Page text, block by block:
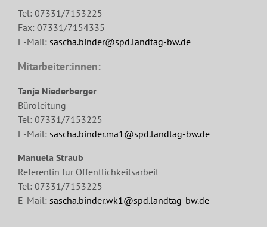
Tel: 07331/7153225
Fax: 07331/7154335
E-Mail: sascha.binder@spd.landtag-bw.de
Mitarbeiter:innen:
Tanja Niederberger
Büroleitung
Tel: 07331/7153225
E-Mail: sascha.binder.ma1@spd.landtag-bw.de
Manuela Straub
Referentin für Öffentlichkeitsarbeit
Tel: 07331/7153225
E-Mail: sascha.binder.wk1@spd.landtag-bw.de